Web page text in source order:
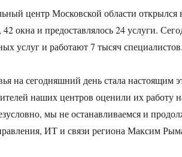
центр Московской области
окна и предоставлялось 24 услуги.
услуг и работают 7 тысяч специалистов.
на сегодняшний день стала настоящим
наших центров оценили их работу
мы не останавливаемся и
ИТ и связи региона Максим